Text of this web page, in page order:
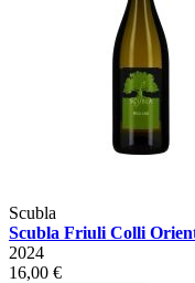
Scubla
Scubla Friuli Colli
2024
16,00 €